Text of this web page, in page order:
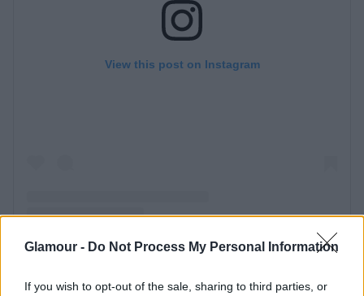
Glamour - Do Not Process My Personal Information
If you wish to opt-out of the sale, sharing to third parties, or